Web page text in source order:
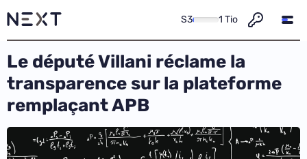
S3 1 Tio
Le député Villani réclame la
transparence sur la plateforme
remplaçant APB